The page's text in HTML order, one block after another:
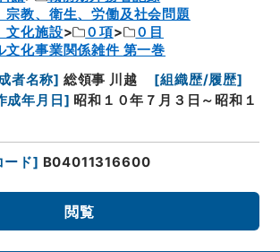
教、衛生、労働及社会問題
化施設
０項
０目
文化事業関係雑件 第一巻
者名称] 総領事 川越 [組織歴/履歴]
成年月日 ] 昭和１０年７月３日～昭和１
ード] B04011316600
閲覧